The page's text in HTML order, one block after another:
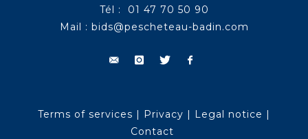
Tél : 01 47 70 50 90
Mail : bids@pescheteau-badin.com
Terms of services | Privacy | Legal notice |
Contact